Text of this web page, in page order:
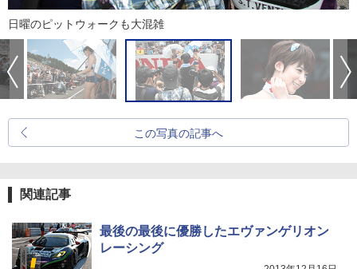
日曜のピットウォークも大混雑
この写真の記事へ
関連記事
最後の最後に優勝したエヴァンゲリオン
レーシング